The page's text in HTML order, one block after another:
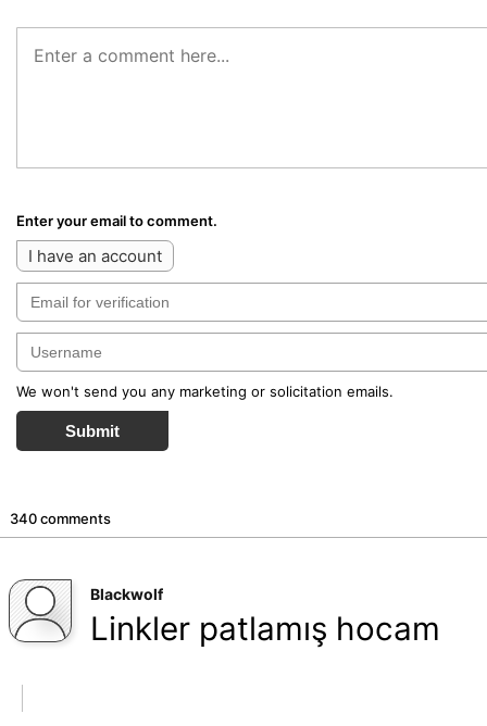
Enter your email to comment.
I have an account
We won't send you any marketing or solicitation emails.
Submit
340 comments
Blackwolf
Linkler patlamış hocam